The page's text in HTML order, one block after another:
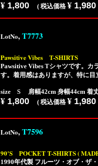
¥ 1,800 ( 税込価格 ¥ 1,980
LotNo,T7773
Pawsitive Vibes T-SHIRTS
Pawsitive Vibes Tシャツです。カ
す。着用感はありますが、特に目
size S 肩幅42cm 身幅44cm 着
¥ 1,800 ( 税込価格 ¥ 1,980
LotNo,T7596
90'S POCKET T-SHIRTS (
1990年代製 フルーツ・オブ・ザ